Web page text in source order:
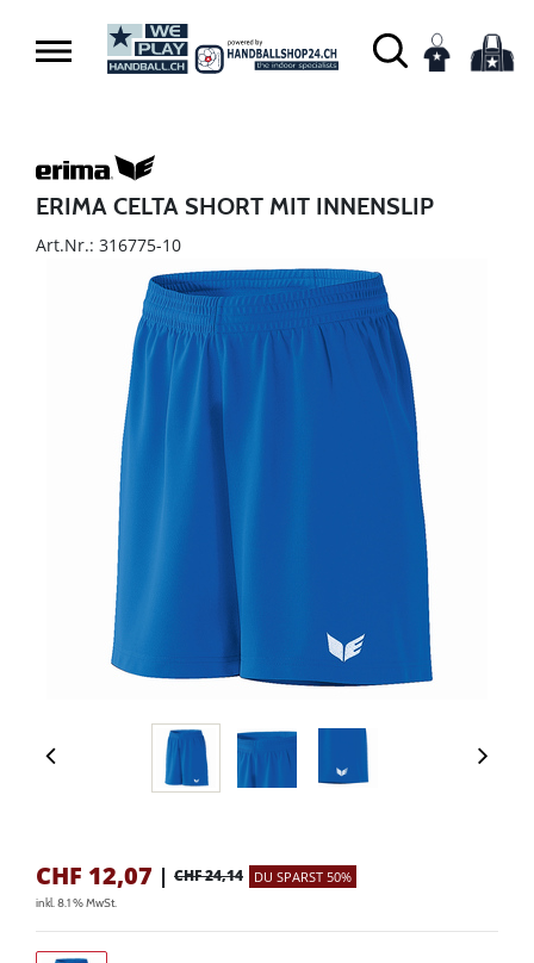
ERIMA CELTA SHORT MIT INNENSLIP
Art.Nr.: 316775-10
CHF 12,07 | CHF 24,14 DU SPARST 50%
inkl. 8.1 % MwSt.